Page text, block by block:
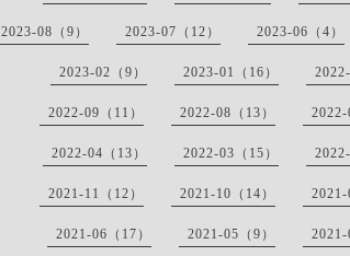
2023-08（9） 2023-07（12） 2023-06（4）
2023-02（9） 2023-01（16）
2022-09（11） 2022-08（13） 2022-
2022-04（13） 2022-03（15）
2021-11（12） 2021-10（14） 2021-
2021-06（17） 2021-05（9） 2021-